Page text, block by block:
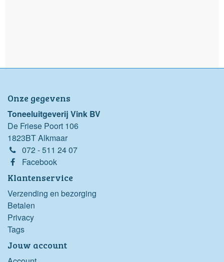
Onze gegevens
Toneeluitgeverij Vink BV
De Friese Poort 106
1823BT Alkmaar
072 - 511 24 07
Facebook
Klantenservice
Verzending en bezorging
Betalen
Privacy
Tags
Jouw account